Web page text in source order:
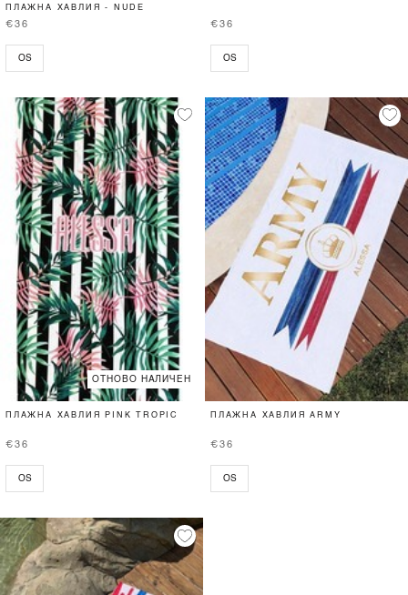
ПЛАЖНА ХАВЛИЯ - NUDE
€36
OS
€36
OS
ОТНОВО НАЛИЧЕН
ПЛАЖНА ХАВЛИЯ PINK TROPIC
€36
OS
ПЛАЖНА ХАВЛИЯ ARMY
€36
OS